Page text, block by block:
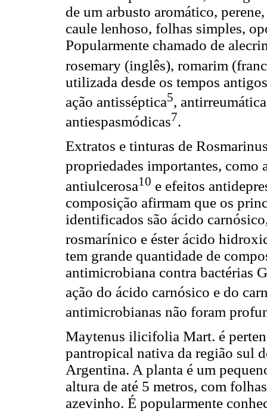
de um arbusto aromático,
caule lenhoso, folhas simples,
Popularmente chamado de
rosemary (inglês), romarim
utilizada desde os tempos
ação antisséptica5, antirreumática
antiespasmódicas7.
Extratos e tinturas de
propriedades importantes, como
antiulcerosa10 e efeitos
composição afirmam que os
identificados são ácido
rosmarínico e éster ácido
tem grande quantidade de
antimicrobiana contra bactérias
ação do ácido carnósico e do
antimicrobianas não foram
Maytenus ilicifolia Mart. é
pantropical nativa da região sul
Argentina. A planta é um
altura de até 5 metros, com
azevinho. É popularmente